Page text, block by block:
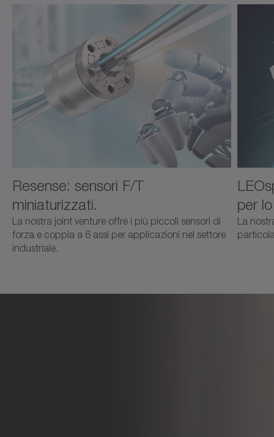
Resense: sensori F/T
miniaturizzati.
La nostra joint venture offre i più piccoli sensori di
forza e coppia a 6 assi per applicazioni nel settore
industriale.
per
La